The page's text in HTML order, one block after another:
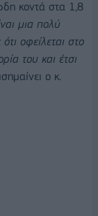
κοντά στα 1,8
μια πολύ
οφείλεται στο
του και έτσι
ο κ.